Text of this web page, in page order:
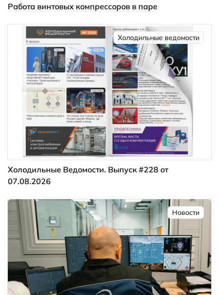
Работа винтовых компрессоров в паре
Холодильные ведомости
Холодильные Ведомости. Выпуск #228 от
07.08.2026
Новости